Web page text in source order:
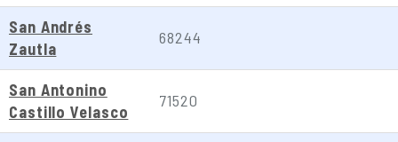
San Andrés
Zautla
68244
San Antonino
Castillo Velasco
71520